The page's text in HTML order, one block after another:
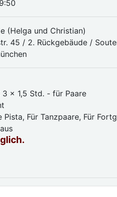
(Helga und Christian)
45 / 2. Rückgebäude /
3 x 1,5 Std. - für Paare
Pista, Für Tanzpaare, Für